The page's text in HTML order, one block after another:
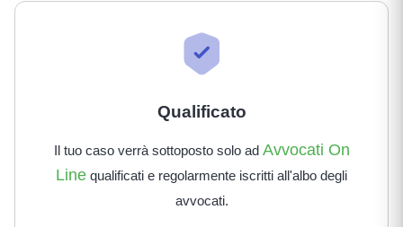
Qualificato
Il tuo caso verrà sottoposto solo ad Avvocati On
Line qualificati e regolarmente iscritti all'albo degli
avvocati.